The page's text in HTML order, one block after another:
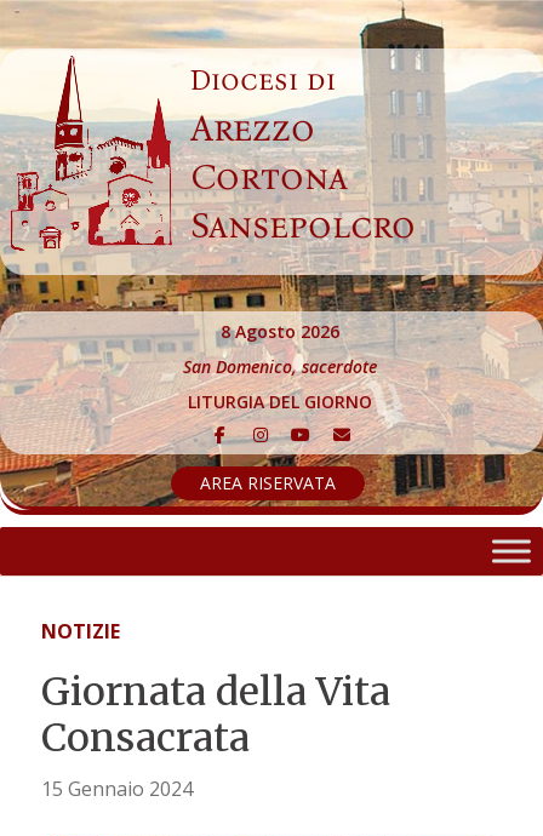
Skip
to
content
Diocesi di
Arezzo
Cortona
Sansepolcro
8 Agosto 2026
San Domenico, sacerdote
LITURGIA DEL GIORNO
AREA RISERVATA
NOTIZIE
Giornata della Vita
Consacrata
15 Gennaio 2024